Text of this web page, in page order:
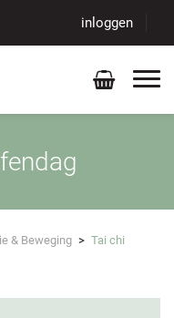
inloggen
& Beweging > Tai chi